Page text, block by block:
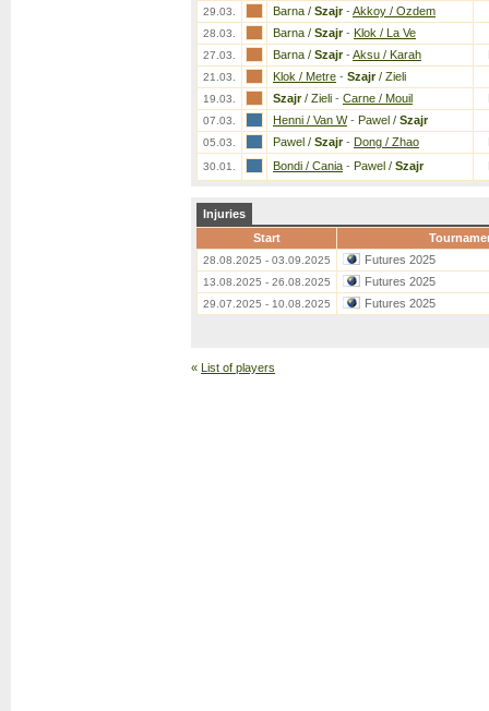
29.03. Barna / Szajr- Akkoy / Ozdem
28.03. Barna / Szajr- Klok / La Ve
27.03. Barna / Szajr- Aksu / Karah
21.03. Klok / Metre - Szajr/ Zieli
19.03. Szajr/ Zieli - Carne / Mouil
07.03. Henni / Van W- Pawel / Szajr
05.03. Pawel / Szajr- Dong / Zhao
30.01. Bondi / Cania - Pawel / Szajr
Injuries
Start
28.08.2025 - 03.09.2025 Futures 2025
13.08.2025 - 26.08.2025 Futures 2025
29.07.2025 - 10.08.2025 Futures 2025
« List of players